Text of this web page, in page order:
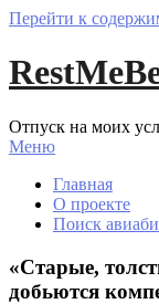
Перейти к
Отпуск на моих
Меню
Главная
О проекте
Поиск
«Старые,
добьются